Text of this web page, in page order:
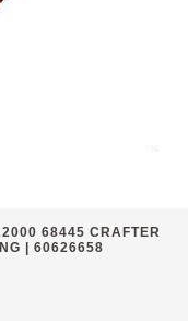
68445 CRAFTER
| 60626658